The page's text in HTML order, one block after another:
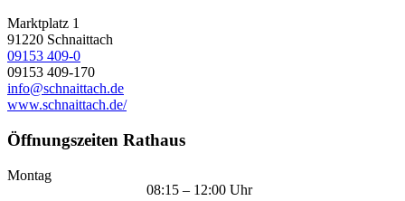
Marktplatz 1
91220 Schnaittach
09153 409-0
09153 409-170
info@schnaittach.de
www.schnaittach.de/
Öffnungszeiten Rathaus
Montag
08:15 – 12:00 Uhr